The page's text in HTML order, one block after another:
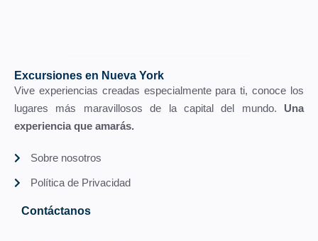
Excursiones en Nueva York
Vive experiencias creadas especialmente para ti, conoce los
lugares más maravillosos de la capital del mundo. Una
experiencia que amarás.
Sobre nosotros
Política de Privacidad
Contáctanos